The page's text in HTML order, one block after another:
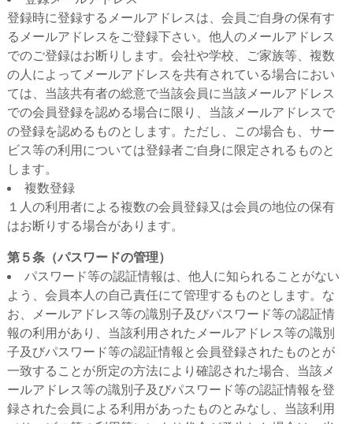
登録時に登録するメールアドレスは、会員ご自身の保有す
るメールアドレスをご登録下さい。他人のメールアドレス
でのご登録はお断りします。会社や学校、ご家族等、複数
の人によってメールアドレスを共有されている場合におい
ては、当該共有者の総意で当該会員に当該メールアドレス
での会員登録を認める場合に限り、当該メールアドレスで
の登録を認めるものとします。ただし、この場合も、サー
ビス等の利用については登録者ご自身に限定されるものと
します。
複数登録
１人の利用者による複数の会員登録又は会員の地位の保有
はお断りする場合があります。
第５条（パスワードの管理）
パスワード等の認証情報は、他人に知られることがない
よう、会員本人の自己責任にて管理するものとします。な
お、メールアドレス等の識別子及びパスワード等の認証情
報の利用があり、当該利用されたメールアドレス等の識別
子及びパスワード等の認証情報と会員登録されたものとが
一致することが所定の方法により確認された場合、当該メ
ールアドレス等の識別子及びパスワード等の認証情報を登
録された会員による利用があったものとみなし、当該利用